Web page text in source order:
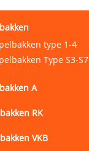
type 1-4
Type S3-S7
A
RK
VKB